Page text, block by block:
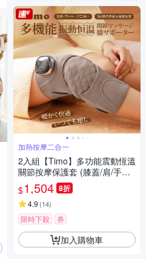
加熱按摩二合一
2入組【Timo】多功能震動恆溫
關節按摩保護套 (膝蓋/肩/手肘
通用)
$1,504 8折
4.9 (14)
限時下殺 券
加入購物車